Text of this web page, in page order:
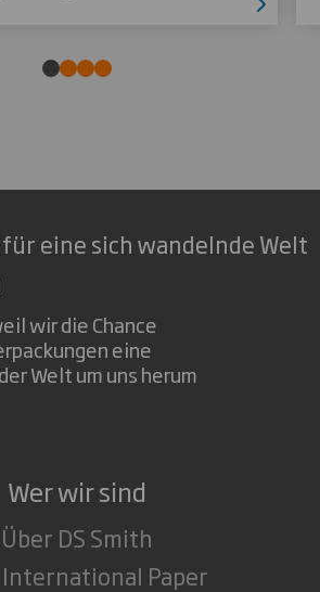
eine sich wandelnde Welt
wir die Chance
eine
Welt um uns herum
Wer wir sind
Über DS Smith
Paper